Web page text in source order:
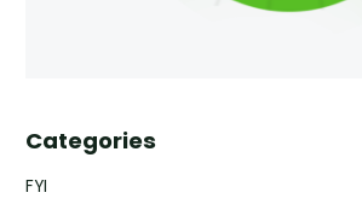
Categories
FYI